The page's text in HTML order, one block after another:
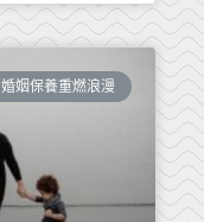
婚姻保養重燃浪漫